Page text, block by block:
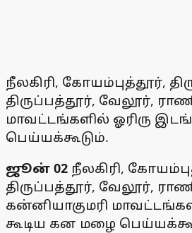
நீலகிரி, கோயம்புத்தூர்,
திருப்பத்தூர், வேலூர்,
மாவட்டங்களில் ஓரிரு
பெய்யக்கூடும்.
ஜூன் 02 நீலகிரி,
திருப்பத்தூர், வேலூர்,
கன்னியாகுமரி
கூடிய கன மழை